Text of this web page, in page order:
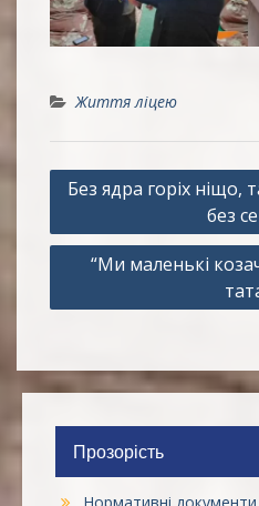
Життя ліцею
Навігація
записів
Без ядра горіх ніщо,
без
“Ми маленькі
Прозорість
Нормативні документи